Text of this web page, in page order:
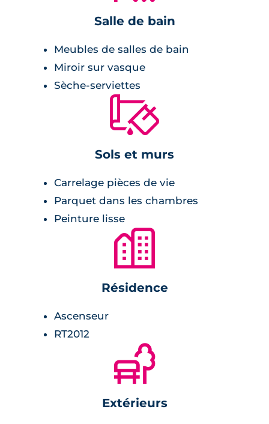
Prestations du bien neuf
Pièce à vivre :
peinture lisse blanche,
terrasse ou balcons en guise d'extérieur,
rangement équipé.
Salle de bains :
meuble vasque avec miroir et appliques
receveur de douche extra-plat,
placards avec étagères et penderies,
Salle de bain
Meubles de salles de bain
Miroir sur vasque
Sèche-serviettes
🔨
Sols et murs
Carrelage pièces de vie
Parquet dans les chambres
Peinture lisse
🏙
Résidence
Ascenseur
RT2012
🌲
Extérieurs